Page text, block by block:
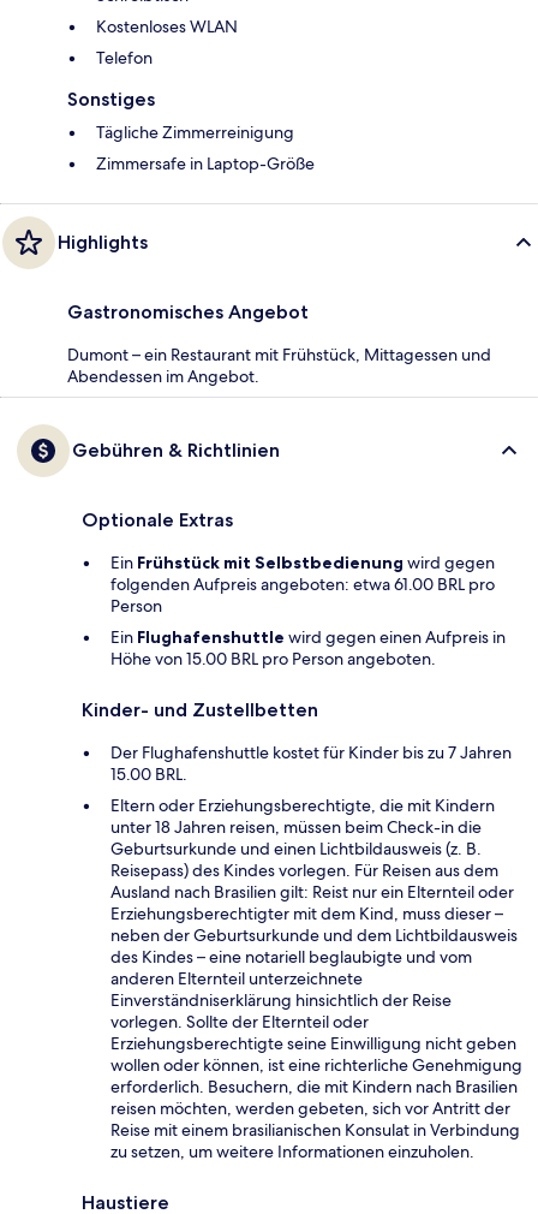
Kostenloses WLAN
Telefon
Sonstiges
Tägliche Zimmerreinigung
Zimmersafe in Laptop-Größe
Highlights
Gastronomisches Angebot
Dumont – ein Restaurant mit Frühstück, Mittagessen und
Abendessen im Angebot.
Gebühren & Richtlinien
Optionale Extras
Ein Frühstück mit Selbstbedienung wird gegen
folgenden Aufpreis angeboten: etwa 61.00 BRL pro
Person
Ein Flughafenshuttle wird gegen einen Aufpreis in
Höhe von 15.00 BRL pro Person angeboten.
Kinder- und Zustellbetten
Der Flughafenshuttle kostet für Kinder bis zu 7 Jahren
15.00 BRL.
Eltern oder Erziehungsberechtigte, die mit Kindern
unter 18 Jahren reisen, müssen beim Check-in die
Geburtsurkunde und einen Lichtbildausweis (z. B.
Reisepass) des Kindes vorlegen. Für Reisen aus dem
Ausland nach Brasilien gilt: Reist nur ein Elternteil oder
Erziehungsberechtigter mit dem Kind, muss dieser –
neben der Geburtsurkunde und dem Lichtbildausweis
des Kindes – eine notariell beglaubigte und vom
anderen Elternteil unterzeichnete
Einverständniserklärung hinsichtlich der Reise
vorlegen. Sollte der Elternteil oder
Erziehungsberechtigte seine Einwilligung nicht geben
wollen oder können, ist eine richterliche Genehmigung
erforderlich. Besuchern, die mit Kindern nach Brasilien
reisen möchten, werden gebeten, sich vor Antritt der
Reise mit einem brasilianischen Konsulat in Verbindung
zu setzen, um weitere Informationen einzuholen.
Haustiere